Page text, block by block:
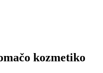
kozmetiko